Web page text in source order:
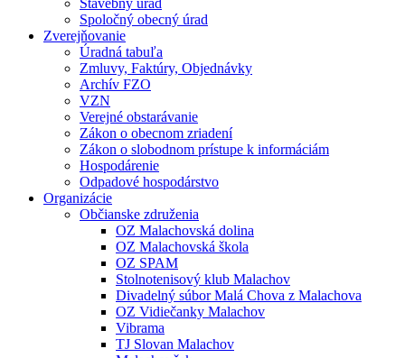
Stavebný úrad
Spoločný obecný úrad
Zverejňovanie
Úradná tabuľa
Zmluvy, Faktúry, Objednávky
Archív FZO
VZN
Verejné obstarávanie
Zákon o obecnom zriadení
Zákon o slobodnom prístupe k informáciám
Hospodárenie
Odpadové hospodárstvo
Organizácie
Občianske združenia
OZ Malachovská dolina
OZ Malachovská škola
OZ SPAM
Stolnotenisový klub Malachov
Divadelný súbor Malá Chova z Malachova
OZ Vidiečanky Malachov
Vibrama
TJ Slovan Malachov